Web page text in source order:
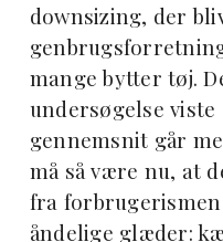
downsizing, der
mange bytter tøj.
undersøgelse
gennemsnit går
må så være nu, at
fra
åndelige glæder: